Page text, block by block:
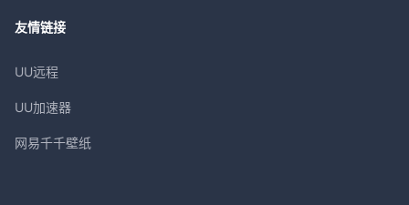
友情链接
UU远程
UU加速器
网易千千壁纸